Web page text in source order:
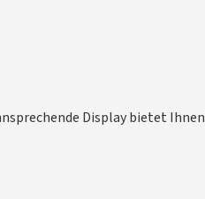
Display bietet Ihnen